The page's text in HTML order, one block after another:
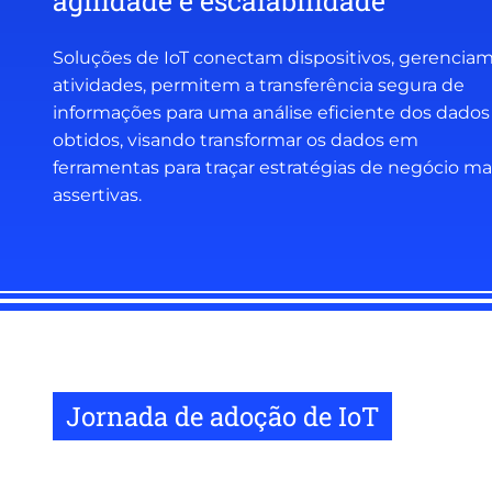
Soluções de IoT conectam dispositivos,
atividades, permitem a transferência segura de
informações para uma análise eficiente dos dados
obtidos, visando transformar os dados em
ferramentas para traçar estratégias de negócio
assertivas.
Jornada de adoção de IoT